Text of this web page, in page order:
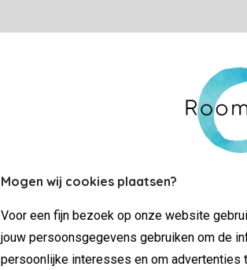
Mogen wij cookies plaatsen?
Voor een fijn bezoek op onze website
jouw persoonsgegevens gebruiken om de
persoonlijke interesses en om advertenties